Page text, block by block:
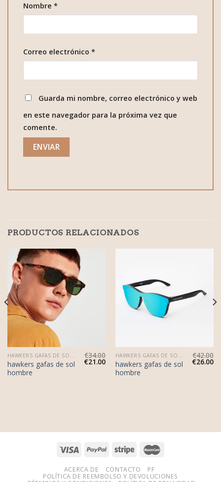
Nombre *
Correo electrónico *
Guarda mi nombre, correo electrónico y web
en este navegador para la próxima vez que
comente.
PRODUCTOS RELACIONADOS
HAWKERS GAFAS DE SOL HOMBRE
hawkers gafas de sol
hombre
€34.00
€21.00
HAWKERS GAFAS DE SOL HOMBRE
hawkers gafas de sol
hombre
€42.00
€26.00
ACERCA DE CONTACTO
PF
POLÍTICA DE REEMBOLSO Y DEVOLUCIONES